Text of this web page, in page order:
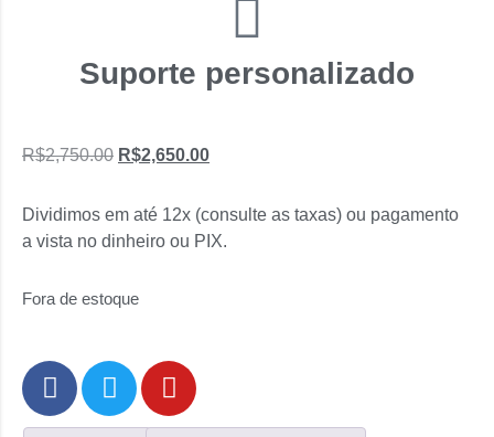
Suporte personalizado
R$2,750.00 R$2,650.00
Dividimos em até 12x (consulte as taxas) ou pagamento
a vista no dinheiro ou PIX.
Fora de estoque